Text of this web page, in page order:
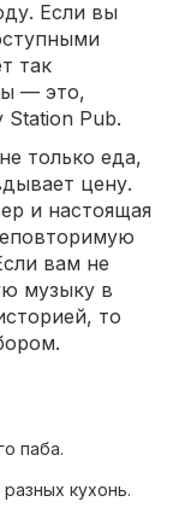
Если вы
так
— это,
Pub.
только еда,
цену.
и настоящая
вам не
музыку в
то
паба.
кухонь.